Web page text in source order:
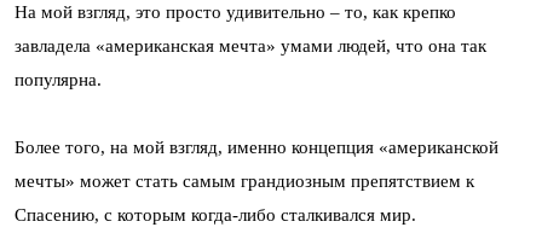
На мой взгляд, это просто удивительно – то, как крепко
завладела «американская мечта» умами людей, что она так
популярна.
Более того, на мой взгляд, именно концепция «американской
мечты» может стать самым грандиозным препятствием к
Спасению, с которым когда-либо сталкивался мир.